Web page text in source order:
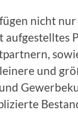
nicht nur
aufgestelltes
und